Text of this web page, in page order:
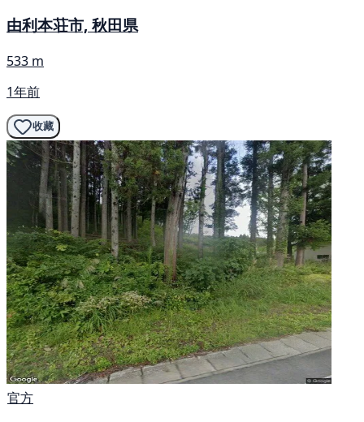
由利本荘市, 秋田県
533 m
1年前
收藏
官方